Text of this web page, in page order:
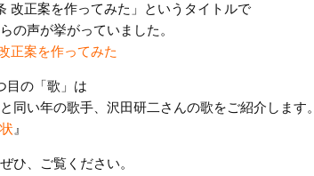
改正案を作ってみた」というタイトルで
の声が挙がっていました。
正案を作ってみた
目の「歌」は
同い年の歌手、沢田研二さんの歌をご紹介します。
』
ひ、ご覧ください。